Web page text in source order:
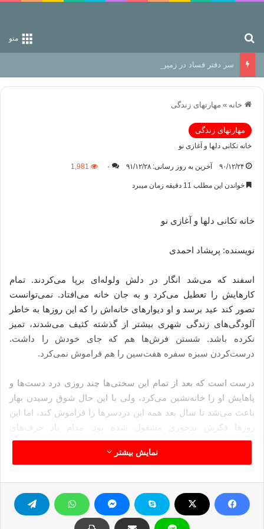
منو
سر دفتر فساد در زمین‌، دوری وکناره‌گیری از راه خداست‌!
خانه » مهارتهای زندگی
مهارتهای زندگی
خانه تکانی دلها و آغازی نو
۹۰/۱۲/۲۴ آخرین به روز رسانی: ۹۱/۱۲/۲۸ ۰ 1,981
خواندن این مطلب 11 دقیقه زمان میبرد
خانه تکانی دلها و آغازی نو
نویسنده: پریشاد احمدی
اسفند كه می‌شد انگار در دلش ولوله‌ای برپا می‌كردند. تمام
كارهایش را تعطیل می‌كرد و به جان خانه می‌افتاد. نمی‌توانست
تصور كند عید برسد و او دیوارهای خانه‌اش را كه این روزها به خاطر
آلودگی‌های زندگی شهری بیشتر از گذشته كثیف می‌شدند، تمیز
نكرده باشد. شستن فرش‌ها هم كه جای خودش را داشت.
درست‌كردن سبزه سفره هفت‌سین را هم فراموش نمی‌كرد.
درست است كه بعد از تمام این سختی‌ها چند روزی درد دست‌ها و
پاهایش او را خانه‌نشین می‌كرد، ولی با این حال شوق رسیدن بهار
باعث می‌شد تا سال بعد همه این دردسر‌ها را فراموش كند، اما این
روزها فكرش بدجوری مشغول شده بود. مدام یاد حرف‌های
همسایه‌اش می‌افتاد كه چند روز پیش می‌گفت هرسال عید تقریبا
نیمی‌ از وسایل خانه‌اش را عوض می‌كند و تمام این كارها را برای
نمی‌خواست به این حرف‌ها اهمیتی بدهد، اما به محض این‌كه این
افكار را از ذهنش بیرون می‌كرد ناخودآگاه یاد مهمانی هفته گذشته
می‌افتاد كه خواهرش گفته بود برای سال جدید اتومبیلشان را عوض
نمایش بیشتر